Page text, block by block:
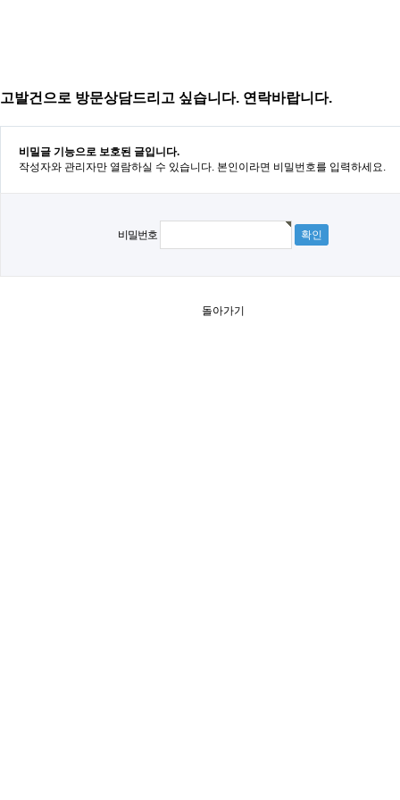
고발건으로 방문상담드리고 싶습니다. 연락바랍니다.
비밀글 기능으로 보호된 글입니다.
작성자와 관리자만 열람하실 수 있습니다. 본인이라면 비밀번호를 입력하세요.
비밀번호
돌아가기